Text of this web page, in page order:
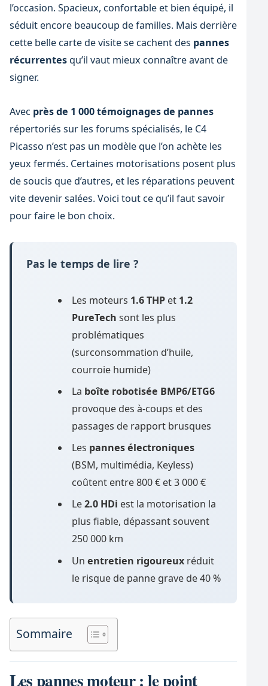
l’occasion. Spacieux, confortable et bien équipé, il
séduit encore beaucoup de familles. Mais derrière
cette belle carte de visite se cachent des pannes
récurrentesqu’il vaut mieux connaître avant de
signer.
Avec près de 1 000 témoignages de pannes
répertoriés sur les forums spécialisés, le C4
Picasso n’est pas un modèle que l’on achète les
yeux fermés. Certaines motorisations posent plus
de soucis que d’autres, et les réparations peuvent
vite devenir salées. Voici tout ce qu’il faut savoir
pour faire le bon choix.
Pas le temps de lire ?
Les moteurs 1.6 THPet 1.2
PureTech sont les plus
problématiques
(surconsommation d’huile,
courroie humide)
La boîte robotisée BMP6/ETG6
provoque des à-coups et des
passages de rapport brusques
Les pannes électroniques
(BSM, multimédia, Keyless)
coûtent entre 800 € et 3 000 €
Le2.0 HDi est la motorisation la
plus fiable, dépassant souvent
250 000 km
Un entretien rigoureuxréduit
le risque de panne grave de 40 %
Sommaire
Les pannes moteur : le point